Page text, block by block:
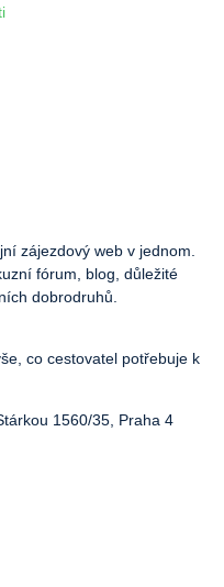
zájezdový web v jednom.
fórum, blog, důležité
dobrodruhů.
co cestovatel potřebuje k
1560/35, Praha 4